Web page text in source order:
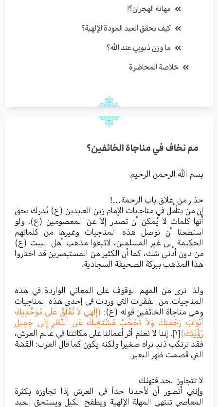
مهانة الهجران؟!
كيف يحقق العبد المودة الإلهية؟
ما وزن ذنوبي عند الله؟
خلاصة المحاضرة
مم نخاف في مناجاة الخائفين؟
بسم الله الرحمن الرحيم
حذار من إغلاق باب الرحمة…!
إن من يتأمل في مناجايات الإمام زين العابدين (ع) يُدرك بحق
أنها كلمات لا يُمكن أن تصدر إلا عن المعصومين (ع). ولو
استطعنا أن نوصل هذه المناجيات وغيرها من كلماتهم
الحكيمة إلى غير المسلمين، لاتبعوا مذهب أهل البيت (ع)
من دون أدنى شك، كما أن الكثير من المستبصرين قد اختاروا
هذا المذهب ببركة الصحيفة السجادية.
ولذا نرى من المهم الوقوف على المعاني الواردة في هذه
المناجيات. من الفقرات التي وردت في إحدى هذه المناجيات
وهي مناجاة الخائفين قوله (ع): (إِلَهِي لاَ تُغْلِقْ عَلَى مُوَحِّدِيكَ
أَبْوَابَ رَحْمَتِكَ وَلاَ تَحْجُبْ مُشْتَاقِيكَ عَنِ اَلنَّظَرِ إِلَى جَمِيلِ
رُؤْيَتِكَ)[١] . إننا لا نعلم أثر أعمالنا على مكانتنا في عالم العرش،
فقد نرتكب ذنبا نراه صغيرا ولكنه يكون كما قال العرب: القشة
التي قصمت ظهر البعير.
لا تتجاوز الحد فتهلك
وإنني أتصور أن لأحدنا حداً في العرش إذا تجاوزه بكثرة
المعاصي تنتهي المهلة الإلهية ويطفح الكيل ويستحق العبد